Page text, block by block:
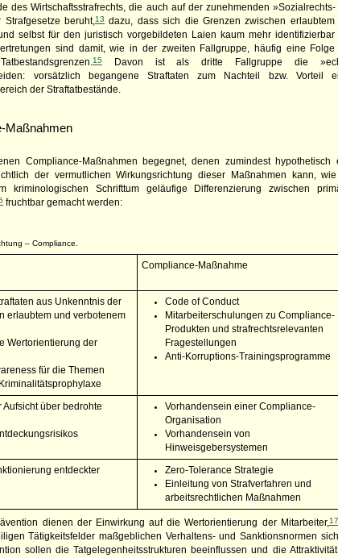
des Wirtschaftsstrafrechts, die auch auf der zunehmenden »Sozialrechts-
Strafgesetze beruht,13 dazu, dass sich die Grenzen zwischen erlaubtem
selbst für den juristisch vorgebildeten Laien kaum mehr identifizierbar
sind damit, wie in der zweiten Fallgruppe, häufig eine Folge
15Davon ist als dritte Fallgruppe die
vorsätzlich begangene Straftaten zum Nachteil bzw. Vorteil
der Straftatbestände.
Maßnahmen
Compliance-Maßnahmen begegnet, denen zumindest hypothetisch
der vermutlichen Wirkungsrichtung dieser Maßnahmen kann,
kriminologischen Schrifttum geläufige Differenzierung zwischen
fruchtbar gemacht werden:
– Compliance.
Compliance-Maßnahme
aus Unkenntnis der
erlaubtem und verbotenem
Wertorientierung der
für die Themen
Code of Conduct
Mitarbeiterschulungen zu Compliance-
Produkten und strafrechtsrelevanten
Fragestellungen
Anti-Korruptions-Trainingsprogramme
Aufsicht über bedrohte
Vorhandensein einer Compliance-
Organisation
Vorhandensein von
Hinweisgebersystemen
entdeckter
Zero-Tolerance Strategie
Einleitung von Strafverfahren und
arbeitsrechtlichen Maßnahmen
dienen der Einwirkung auf die Wertorientierung der Mitarbeiter,17
Tätigkeitsfelder maßgeblichen Verhaltens- und Sanktionsnormen
sollen die Tatgelegenheitsstrukturen beeinflussen und die